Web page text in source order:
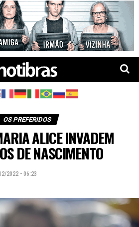
OS PREFERIDOS
ALICE INVADEM
DE NASCIMENTO
2022 - 06:23